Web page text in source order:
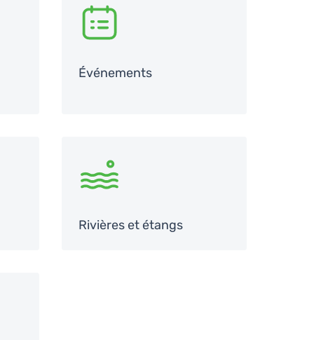
SVG
Événements
Rivières et étangs